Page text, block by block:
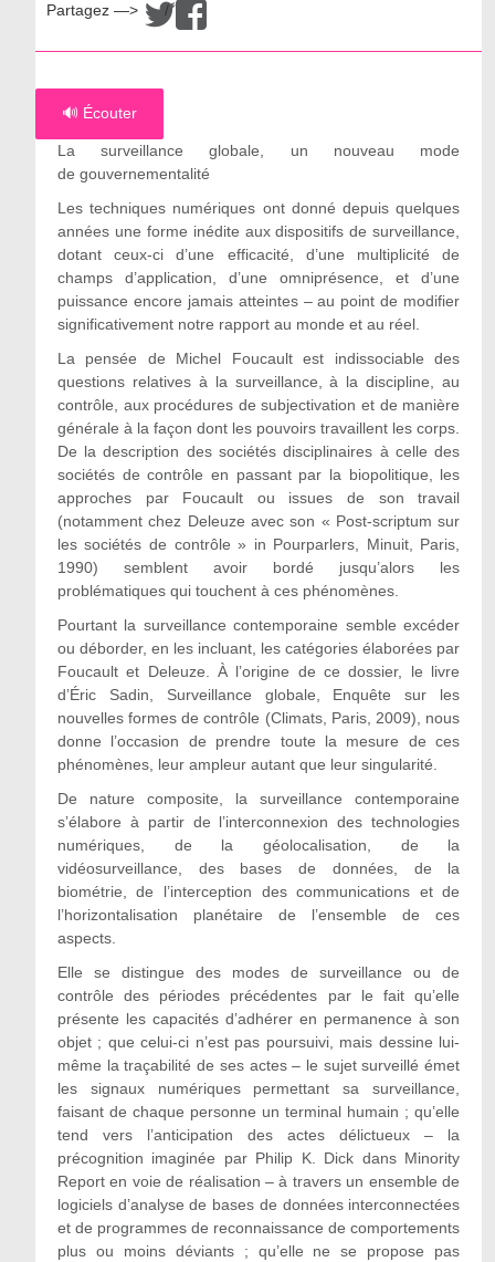
Partagez —> /
🔊 Écouter
La surveillance globale, un nouveau mode
de gouvernementalité
Les techniques numériques ont donné depuis quelques
années une forme inédite aux dispositifs de surveillance,
dotant ceux-ci d’une efficacité, d’une multiplicité de
champs d’application, d’une omniprésence, et d’une
puissance encore jamais atteintes – au point de modifier
significativement notre rapport au monde et au réel.
La pensée de Michel Foucault est indissociable des
questions relatives à la surveillance, à la discipline, au
contrôle, aux procédures de subjectivation et de manière
générale à la façon dont les pouvoirs travaillent les corps.
De la description des sociétés disciplinaires à celle des
sociétés de contrôle en passant par la biopolitique, les
approches par Foucault ou issues de son travail
(notamment chez Deleuze avec son « Post-scriptum sur
les sociétés de contrôle » in Pourparlers, Minuit, Paris,
1990) semblent avoir bordé jusqu’alors les
problématiques qui touchent à ces phénomènes.
Pourtant la surveillance contemporaine semble excéder
ou déborder, en les incluant, les catégories élaborées par
Foucault et Deleuze. À l’origine de ce dossier, le livre
d’Éric Sadin, Surveillance globale, Enquête sur les
nouvelles formes de contrôle (Climats, Paris, 2009), nous
donne l’occasion de prendre toute la mesure de ces
phénomènes, leur ampleur autant que leur singularité.
De nature composite, la surveillance contemporaine
s’élabore à partir de l’interconnexion des technologies
numériques, de la géolocalisation, de la
vidéosurveillance, des bases de données, de la
biométrie, de l’interception des communications et de
l’horizontalisation planétaire de l’ensemble de ces
aspects.
Elle se distingue des modes de surveillance ou de
contrôle des périodes précédentes par le fait qu’elle
présente les capacités d’adhérer en permanence à son
objet ; que celui-ci n’est pas poursuivi, mais dessine lui-
même la traçabilité de ses actes – le sujet surveillé émet
les signaux numériques permettant sa surveillance,
faisant de chaque personne un terminal humain ; qu’elle
tend vers l’anticipation des actes délictueux – la
précognition imaginée par Philip K. Dick dans Minority
Report en voie de réalisation – à travers un ensemble de
logiciels d’analyse de bases de données interconnectées
et de programmes de reconnaissance de comportements
plus ou moins déviants ; qu’elle ne se propose pas